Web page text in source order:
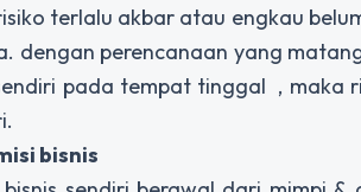
terlalu akbar atau engkau
dengan perencanaan yang
pada tempat tinggal , maka
bisnis